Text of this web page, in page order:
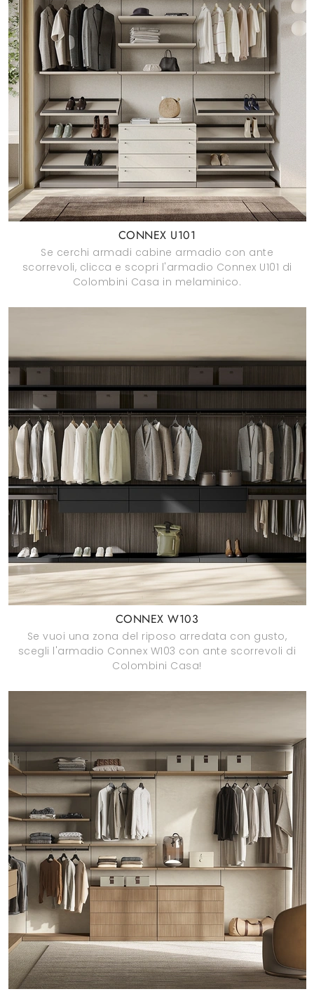
CONNEX U101
Se cerchi armadi cabine armadio con ante
scorrevoli, clicca e scopri l'armadio Connex U101 di
Colombini Casa in melaminico.
CONNEX W103
Se vuoi una zona del riposo arredata con gusto,
scegli l'armadio Connex W103 con ante scorrevoli di
Colombini Casa!